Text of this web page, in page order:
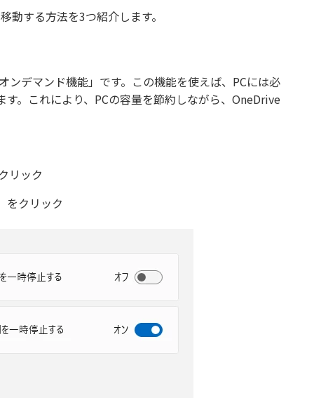
する方法を3つ紹介します。
デマンド機能」です。この機能を使えば、PCには必
。これにより、PCの容量を節約しながら、OneDrive
リック
をクリック